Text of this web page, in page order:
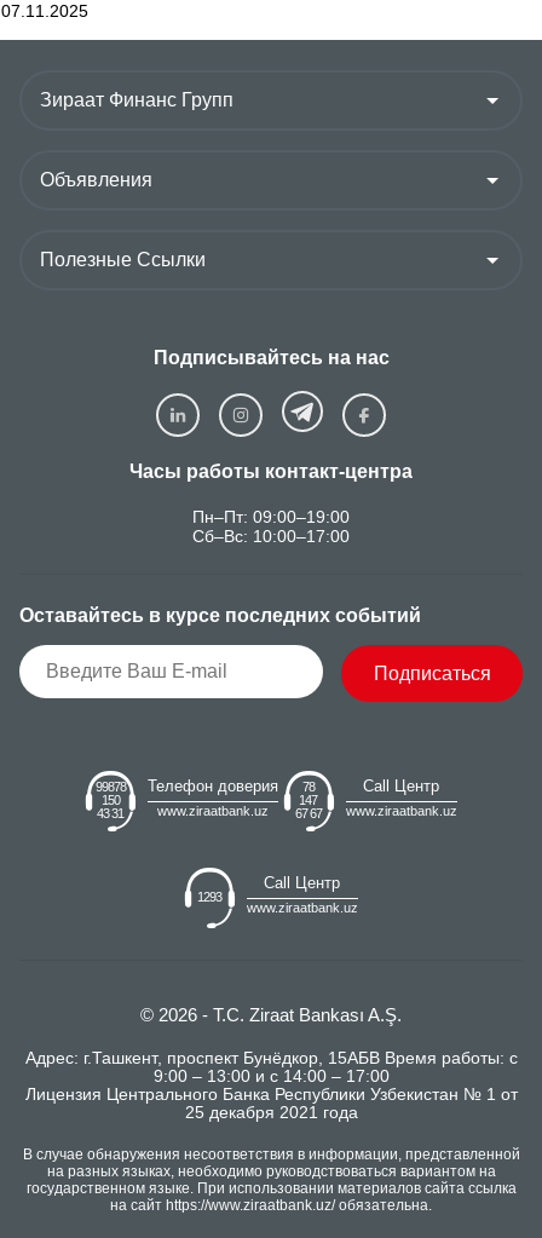
07.11.2025
Подписывайтесь на нас
Часы работы контакт-центра
Пн–Пт: 09:00–19:00
Сб–Вс: 10:00–17:00
Оставайтесь в курсе последних событий
Подписаться
99878
150
43 31
Телефон доверия
www.ziraatbank.uz
78
147
67 67
Call Центр
www.ziraatbank.uz
1293
Call Центр
www.ziraatbank.uz
© 2026 - T.C. Ziraat Bankası A.Ş.
Адрес: г.Ташкент, проспект Бунёдкор, 15АБВ Время работы: с
9:00 – 13:00 и с 14:00 – 17:00
Лицензия Центрального Банка Республики Узбекистан № 1 от
25 декабря 2021 года
В случае обнаружения несоответствия в информации, представленной
на разных языках, необходимо руководствоваться вариантом на
государственном языке. При использовании материалов сайта ссылка
на сайт https://www.ziraatbank.uz/ обязательна.